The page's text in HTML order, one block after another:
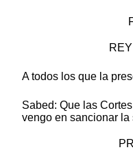
A todos los que la
Sabed: Que las
vengo en sancionar la